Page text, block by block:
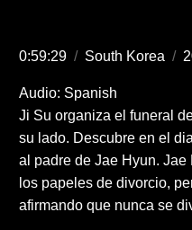
0:59:29 / South Korea /
Audio: Spanish
Ji Su organiza el funeral
su lado. Descubre en el
al padre de Jae Hyun.
los papeles de divorcio,
afirmando que nunca se